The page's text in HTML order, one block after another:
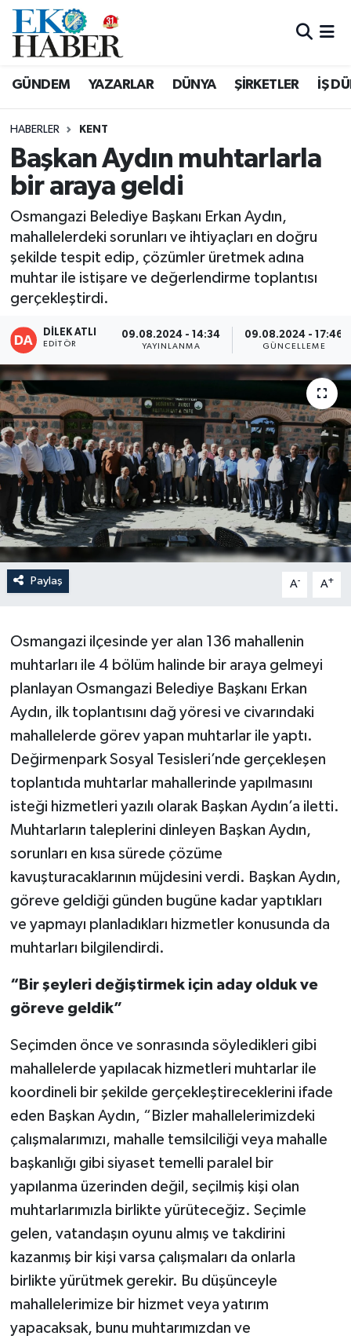
GÜNDEM YAZARLAR DÜNYA ŞİRKETLER İŞ
HABERLER KENT
Başkan Aydın muhtarlarla
bir araya geldi
Osmangazi Belediye Başkanı Erkan Aydın,
mahallelerdeki sorunları ve ihtiyaçları en doğru
şekilde tespit edip, çözümler üretmek adına
muhtar ile istişare ve değerlendirme toplantısı
gerçekleştirdi.
DİLEK ATLI
EDITÖR
09.08.2024 - 14:34
YAYINLANMA
09.08.2024 - 17:46
GÜNCELLEME
Paylaş A- A+
Osmangazi ilçesinde yer alan 136 mahallenin
muhtarları ile 4 bölüm halinde bir araya gelmeyi
planlayan Osmangazi Belediye Başkanı Erkan
Aydın, ilk toplantısını dağ yöresi ve civarındaki
mahallelerde görev yapan muhtarlar ile yaptı.
Değirmenpark Sosyal Tesisleri’nde gerçekleşen
toplantıda muhtarlar mahallerinde yapılmasını
isteği hizmetleri yazılı olarak Başkan Aydın’a iletti.
Muhtarların taleplerini dinleyen Başkan Aydın,
sorunları en kısa sürede çözüme
kavuşturacaklarının müjdesini verdi. Başkan Aydın,
göreve geldiği günden bugüne kadar yaptıkları
ve yapmayı planladıkları hizmetler konusunda da
muhtarları bilgilendirdi.
“Bir şeyleri değiştirmek için aday olduk ve
göreve geldik”
Seçimden önce ve sonrasında söyledikleri gibi
mahallelerde yapılacak hizmetleri muhtarlar ile
koordineli bir şekilde gerçekleştireceklerini ifade
eden Başkan Aydın, “Bizler mahallelerimizdeki
çalışmalarımızı, mahalle temsilciliği veya mahalle
başkanlığı gibi siyaset temelli paralel bir
yapılanma üzerinden değil, seçilmiş kişi olan
muhtarlarımızla birlikte yürüteceğiz. Seçimle
gelen, vatandaşın oyunu almış ve takdirini
kazanmış bir kişi varsa çalışmaları da onlarla
birlikte yürütmek gerekir. Bu düşünceyle
mahallelerimize bir hizmet veya yatırım
yapacaksak, bunu muhtarımızdan ve
Hava Durumu
Tüm Manşetler
Son Dakika Haberleri
Haber Arşivi